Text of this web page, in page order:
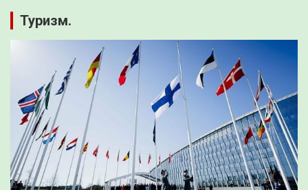
Туризм.